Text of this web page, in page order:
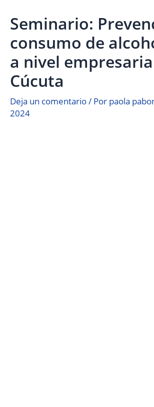
Seminario:
consumo de
a nivel
Cúcuta
Deja un comentario/ Por paola
2024